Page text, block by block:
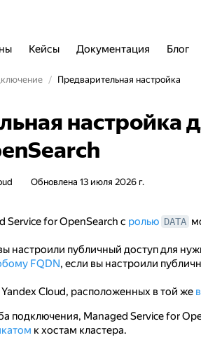
Кейсы Документация Блог
Предварительная настройка
настройка
Обновлена 13 июля 2026 г.
Service for OpenSearch с ролью DATA
настроили публичный доступ для
FQDN, если вы настроили
Cloud, расположенных в той же
подключения, Managed Service for
к хостам кластера.